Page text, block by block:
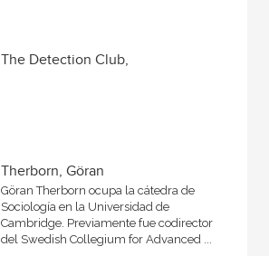
The Detection Club,
Therborn, Göran
Göran Therborn ocupa la cátedra de
Sociología en la Universidad de
Cambridge. Previamente fue codirector
del Swedish Collegium for Advanced ...